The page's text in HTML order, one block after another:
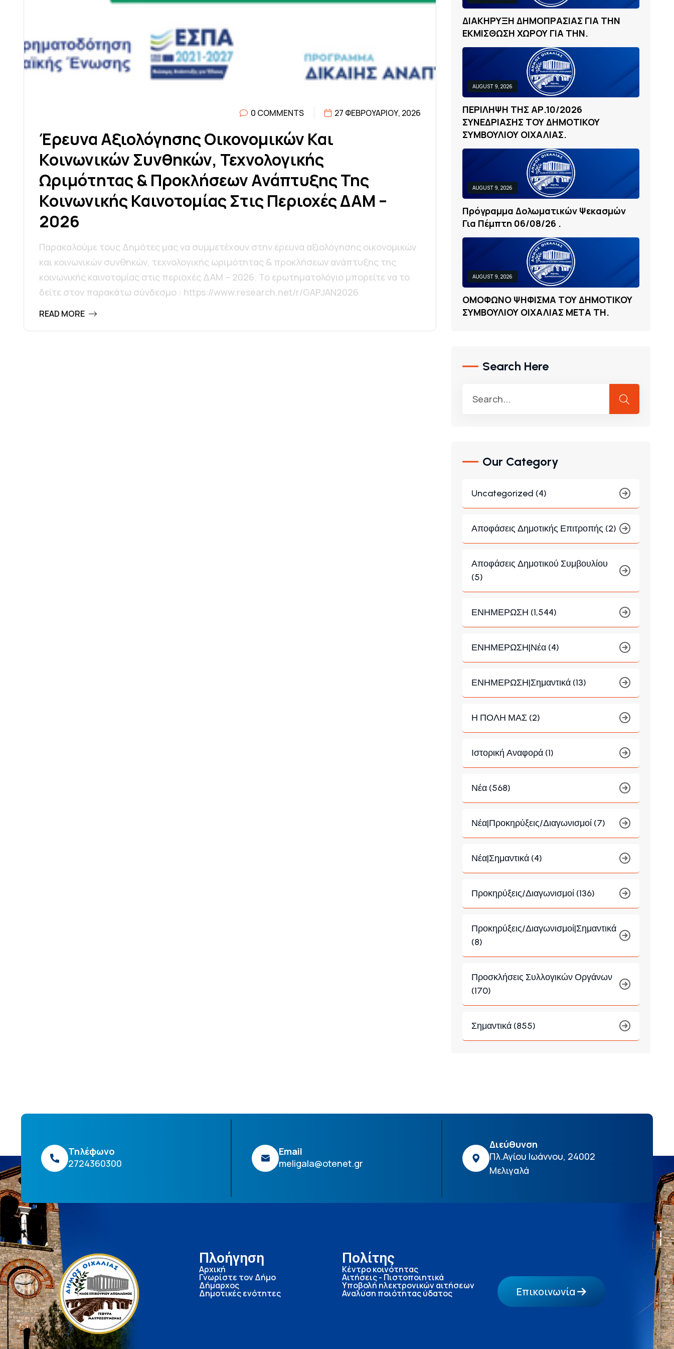
0 COMMENTS 27 ΦΕΒΡΟΥΑΡΊΟΥ, 2026
ΈΡΕΥΝΑ ΑΞΙΟΛΌΓΗΣΗΣΟΙΚΟΝΟΜΙΚΏΝ ΚΑΙ
ΚΟΙΝΩΝΙΚΏΝ ΣΥΝΘΗΚΏΝ, ΤΕΧΝΟΛΟΓΙΚΉΣ
ΩΡΙΜΌΤΗΤΑΣ&ΠΡΟΚΛΉΣΕΩΝΑΝΆΠΤΥΞΗΣΤΗΣ
ΚΟΙΝΩΝΙΚΉΣΚΑΙΝΟΤΟΜΊΑΣΣΤΙΣΠΕΡΙΟΧΈΣΔΑΜ –
2026
Παρακαλούμε τους Δημότες μας να συμμετέχουν στην έρευνα αξιολόγησης οικονομικών
και κοινωνικών συνθηκών, τεχνολογικής ωριμότητας & προκλήσεων ανάπτυξης της
κοινωνικής καινοτομίας στις περιοχές ΔΑΜ – 2026. Το ερωτηματολόγιο μπορείτε να το
δείτε στον παρακάτω σύνδεσμο : https://www.research.net/r/GAPJAN2026
READ MORE
ΔΙΑΚΗΡΥΞΗ ΔΗΜΟΠΡΑΣΙΑΣ ΓΙΑ ΤΗΝ
ΕΚΜΙΣΘΩΣΗ ΧΩΡΟΥ ΓΙΑ ΤΗΝ.
AUGUST 9, 2026
ΠΕΡΙΛΗΨΗ ΤΗΣ ΑΡ.10/2026
ΣΥΝΕΔΡΙΑΣΗΣ ΤΟΥΔΗΜΟΤΙΚΟΥ
ΣΥΜΒΟΥΛΙΟΥ ΟΙΧΑΛΙΑΣ.
AUGUST 9, 2026
ΠΡΌΓΡΑΜΜΑ ΔΟΛΩΜΑΤΙΚΏΝ ΨΕΚΑΣΜΏΝ
ΓΙΑ ΠΈΜΠΤΗ 06/08/26 .
AUGUST 9, 2026
ΟΜΟΦΩΝΟ ΨΗΦΙΣΜΑ ΤΟΥΔΗΜΟΤΙΚΟΥ
ΣΥΜΒΟΥΛΙΟΥ ΟΙΧΑΛΙΑΣ ΜΕΤΑ ΤΗ.
Search Here
Our Category
Uncategorized (4)
Αποφάσεις Δημοτικής Επιτροπής (2)
Αποφάσεις Δημοτικού Συμβουλίου
(5)
ΕΝΗΜΕΡΩΣΗ (1,544)
ΕΝΗΜΕΡΩΣΗ|Νέα (4)
ΕΝΗΜΕΡΩΣΗ|Σημαντικά (13)
Η ΠΟΛΗ ΜΑΣ (2)
Ιστορική Αναφορά (1)
Νέα (568)
Νέα|Προκηρύξεις/Διαγωνισμοί (7)
Νέα|Σημαντικά (4)
Προκηρύξεις/Διαγωνισμοί (136)
Προκηρύξεις/Διαγωνισμοί|Σημαντικά
(8)
Προσκλήσεις Συλλογικών Οργάνων
(170)
Σημαντικά (855)
Τηλέφωνο
2724360300
Email
meligala@otenet.gr
Διεύθυνση
Πλ.Αγίου Ιωάννου, 24002
Μελιγαλά
Πλοήγηση
Αρχική
Γνωρίστε τον Δήμο
Δήμαρχος
Δημοτικές ενότητες
Πολίτης
Κέντρο κοινότητας
Αιτήσεις - Πιστοποιητικά
Υποβολή ηλεκτρονικών αιτήσεων
Αναλύση ποιότητας ύδατος Επικοινωνία